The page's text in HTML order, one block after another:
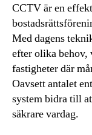
CCTV är en
Med dagens
efter olika
fastigheter där
Oavsett antalet
system bidra till
säkrare vardag.